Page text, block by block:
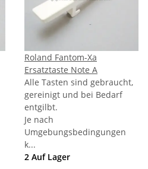
Roland Fantom-Xa
Ersatztaste Note A
Alle Tasten sind gebraucht,
gereinigt und bei Bedarf
entgilbt.
Je nach
Umgebungsbedingungen
k...
2 Auf Lager